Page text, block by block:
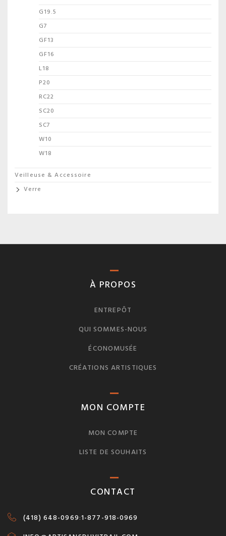
G19.5
G7
GF13
GF16
L18
P20
RC22
SC20
SC7
W10
W18
Veilleuse & Accessoire
Verre
À PROPOS
ENTREPÔT
QUI SOMMES-NOUS
ÉCONOMUSÉE
CRÉATIONS ARTISTIQUES
MON COMPTE
MON COMPTE
LISTE DE SOUHAITS
CONTACT
(418) 648-0969:1-877-918-0969